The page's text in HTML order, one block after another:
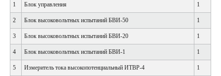
1 Блок управления 1
2 Блок высоковольтных испытаний БВИ-50 1
3 Блок высоковольтных испытаний БВИ-20 1
4 Блок высоковольтных испытаний БВИ-1 1
5 Измеритель тока высокопотенциальный ИТВР-4 1